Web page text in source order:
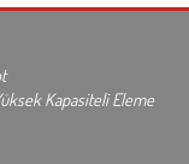
Kapasiteli Eleme